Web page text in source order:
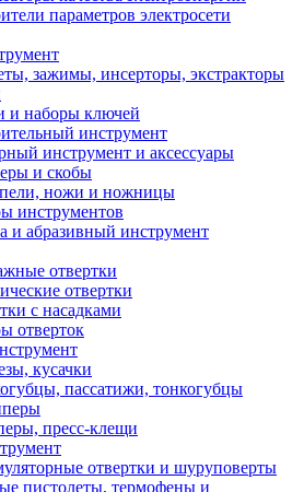
параметров электросети
зажимы, инсерторы, экстракторы
и наборы ключей
инструмент
инструмент и аксессуары
и скобы
ножи и ножницы
инструментов
и абразивный инструмент
отвертки
отвертки
с насадками
отверток
кусачки
пассатижи, тонкогубцы
пресс-клещи
отвертки и шуруповерты
пистолеты, термофены и